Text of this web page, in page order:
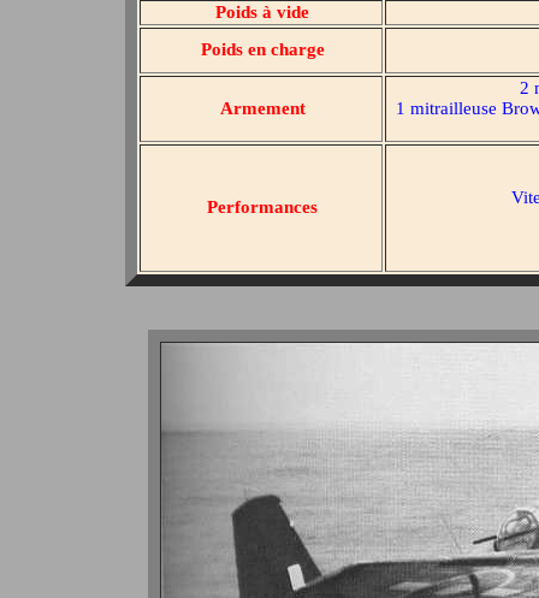
Poids à vide
Poids en charge
Armement
2
1 mitrailleuse
Performances